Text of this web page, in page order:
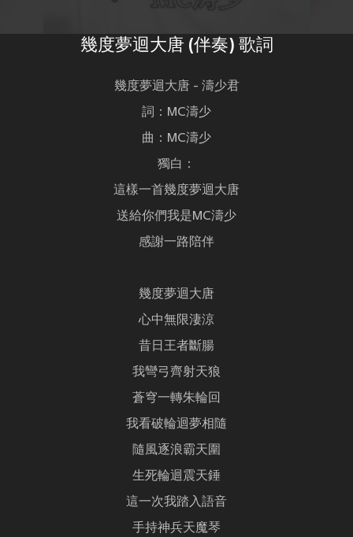
幾度夢迴大唐 (伴奏) 歌詞
幾度夢迴大唐 - 濤少君
詞：MC濤少
曲：MC濤少
獨白：
這樣一首幾度夢迴大唐
送給你們我是MC濤少
感謝一路陪伴
幾度夢迴大唐
心中無限淒涼
昔日王者斷腸
我彎弓齊射天狼
蒼穹一轉朱輪回
我看破輪迴夢相隨
隨風逐浪霸天圍
生死輪迴震天錘
這一次我踏入語音
手持神兵天魔琴